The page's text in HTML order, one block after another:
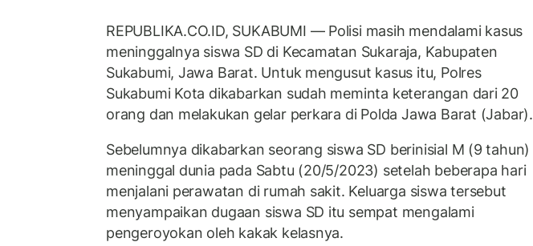
REPUBLIKA.CO.ID, SUKABUMI — Polisi masih mendalami kasus
meninggalnya siswa SD di Kecamatan Sukaraja, Kabupaten
Sukabumi, Jawa Barat. Untuk mengusut kasus itu, Polres
Sukabumi Kota dikabarkan sudah meminta keterangan dari 20
orang dan melakukan gelar perkara di Polda Jawa Barat (Jabar).
Sebelumnya dikabarkan seorang siswa SD berinisial M (9 tahun)
meninggal dunia pada Sabtu (20/5/2023) setelah beberapa hari
menjalani perawatan di rumah sakit. Keluarga siswa tersebut
menyampaikan dugaan siswa SD itu sempat mengalami
pengeroyokan oleh kakak kelasnya.